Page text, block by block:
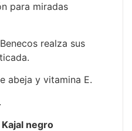
para miradas
realza sus
abeja y vitamina E.
negro